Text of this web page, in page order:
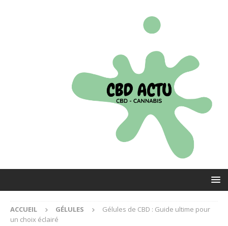
ACCUEIL GÉLULES
Gélules de CBD : Guide ultime pour
un choix éclairé